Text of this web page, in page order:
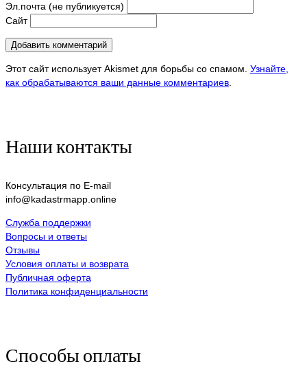
Эл.почта (не публикуется)
Сайт
Этот сайт использует Akismet для борьбы со спамом. Узнайте,
как обрабатываются ваши данные комментариев
Наши контакты
Консультация по E-mail
info@kadastrmapp.online
Служба поддержки
Вопросы и ответы
Отзывы
Условия оплаты и возврата
Публичная оферта
Политика конфиденциальности
Способы оплаты